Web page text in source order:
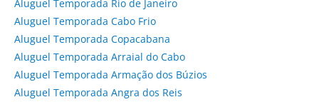
Aluguel Temporada Rio de Janeiro
Aluguel Temporada Cabo Frio
Aluguel Temporada Copacabana
Aluguel Temporada Arraial do Cabo
Aluguel Temporada Armação dos Búzios
Aluguel Temporada Angra dos Reis